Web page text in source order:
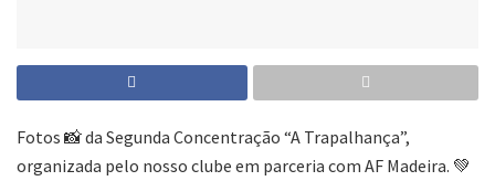
Fotos 📸 da Segunda Concentração “A Trapalhança”,
organizada pelo nosso clube em parceria com AF Madeira. 💚